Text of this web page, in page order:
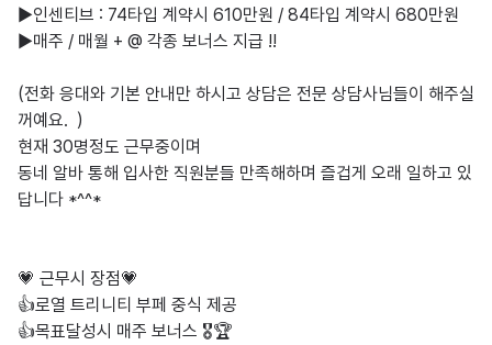
▶️인센티브 : 74타입 계약시 610만원 / 84타입 계약시 680만원
▶️매주 / 매월 + @ 각종 보너스 지급 !!
(전화 응대와 기본 안내만 하시고 상담은 전문 상담사님들이 해주실
꺼예요.  )
현재 30명정도 근무중이며
동네 알바 통해 입사한 직원분들 만족해하며 즐겁게 오래 일하고 있
답니다 *^^*
💗 근무시 장점💗
👍로열 트리니티 부페 중식 제공
👍목표달성시 매주 보너스 🎖️🏆